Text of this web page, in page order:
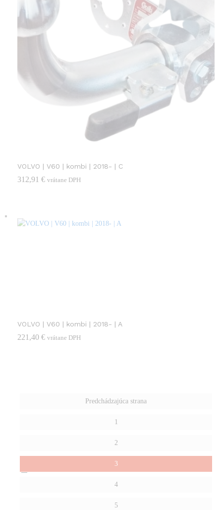
VOLVO | V60 | kombi | 2018- | C
312,91 € vrátane DPH
VOLVO | V60 | kombi | 2018- | A
221,40 € vrátane DPH
Predchádzajúca strana
1
2
3
4
5